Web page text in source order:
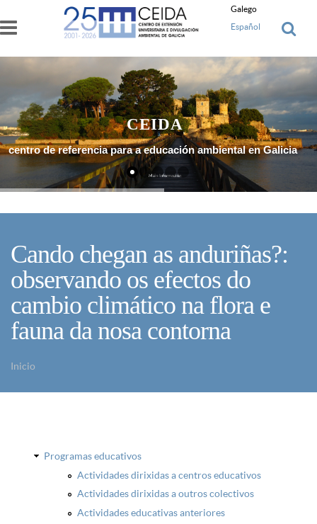
Ir o contido principal
Galego
Español
centro de referencia para a educación ambiental en Galicia
Máis Información
CEIDA
Cando chegan as anduriñas?:
observando os efectos do
cambio climático na flora e
fauna da nosa contorna
Inicio
Programas educativos
Actividades dirixidas a centros educativos
Actividades dirixidas a outros colectivos
Actividades educativas anteriores